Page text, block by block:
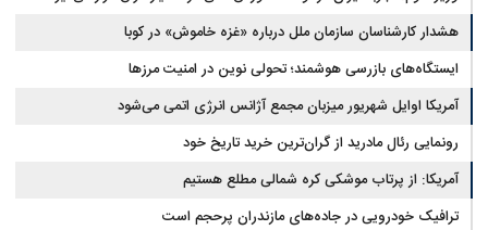
هشدار کارشناسان سازمان ملل درباره «غزه‌ خاموش» در کوبا
ایستگاه‌های بازرسی هوشمند؛ تحولی نوین در امنیت مرزها
آمریکا اوایل شهریور میزبان مجمع آژانس انرژی اتمی می‌شود
رونمایی رئال مادرید از گران‌ترین خرید تاریخ خود
آمریکا: از پرتاب موشکی کره شمالی مطلع هستیم
ترافیک خودرویی در جاده‌های مازندران پرحجم است